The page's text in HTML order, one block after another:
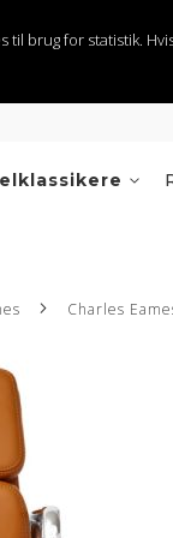
brug for statistik.
Charles